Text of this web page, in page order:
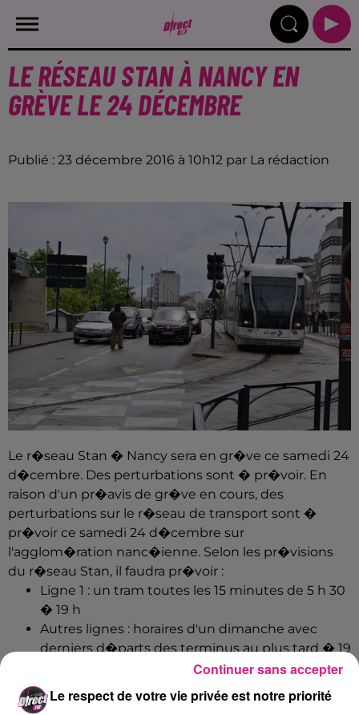
LE RÉSEAU STAN À NANCY EN
GRÈVE LE 24 DÉCEMBRE
Publié : 23 décembre 2016 à 10h12 par La rédaction
Le r�seau Stan � Nancy sera en gr�ve ce samedi 24
d�cembre. Des perturbations sont � pr�voir. En
raison d'un pr�avis de gr�ve en cours, des
perturbations sur le r�seau de transport sont �
pr�voir ce samedi 24 d�cembre sur
l'agglom�ration nanc�ienne. Selon les pr�visions
du r�seau Stan, il faudra pr�voir :
Ligne 1 : un tram toutes les 15 minutes de 5 h 30
� 19 h
Autres lignes : horaires d'un dimanche avec
derniers d�parts des terminus au plus tard � 19
Ligne 19 : aucun service.
Taxistan et Mobistan : fonctionnement normal.
Le respect de votre vie privée est notre priorité
Continuer sans accepter